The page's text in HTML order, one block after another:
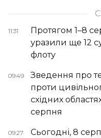
11:31
Протягом 1–8
уразили ще 12
флоту
09:49
Зведення про
проти
східних
серпня
09:27
Сьогодні, 8